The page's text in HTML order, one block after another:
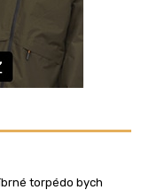
torpédo bych